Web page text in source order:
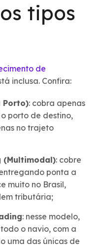
tipos
de
inclusa. Confira:
Porto): cobra apenas
porto de destino,
no trajeto
(Multimodal): cobre
ponta a
muito no Brasil,
tributária;
: nesse modelo,
o navio, com a
uma das únicas de